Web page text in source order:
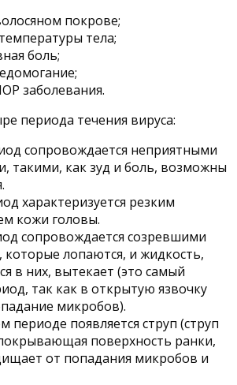
покрове;
тела;
боль;
заболевания.
периода течения вируса:
сопровождается неприятными
такими, как зуд и боль, возможны
характеризуется резким
кожи головы.
сопровождается созревшими
которые лопаются, и жидкость,
в них, вытекает (это самый
так как в открытую язвочку
микробов).
периоде появляется струп (струп
поверхность ранки,
от попадания микробов и